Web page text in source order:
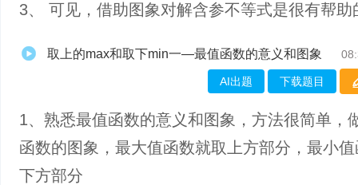
3、 可见，借助图象对解含参不等式是很有帮助
取上的max和取下min一—最值函数的意义和图象
AI出题 下载题目
1、熟悉最值函数的意义和图象，方法很简单，
函数的图象，最大值函数就取上方部分，最小
下方部分